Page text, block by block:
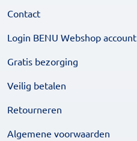
Contact
Login BENU Webshop account
Gratis bezorging
Veilig betalen
Retourneren
Algemene voorwaarden